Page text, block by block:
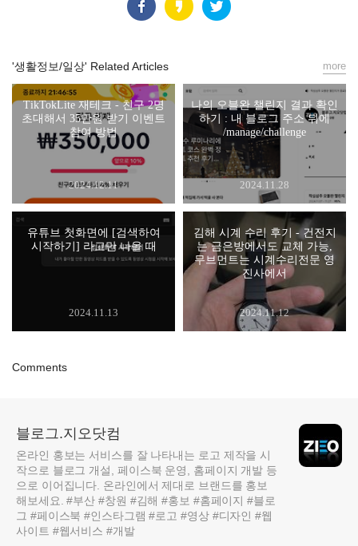
'생활정보/일상' Related Articles
TikTokLite 재테크 - 친구 2명
초대해서 35만원 받기 이벤트
참여 방법
2024.12.11
나의 오블완 챌린지 결과 확인
하기 : 내 블로그 주소 뒤에
/manage/challenge
2024.11.28
유튜브 첫화면에 [검색하여
시작하기] 라고만 나올 때
2024.11.13
김해 시계 수리 후기 - 건전지
는 금은방에서도 교체 가능,
무브먼트는 시계수리전문 영
진사에서
2024.11.12
more
Comments
블로그.지오닷컴
온라인 홍보는 서비스를 잘 나타내는 로고 제작을 시
작으로 블로그 개설, 페이스북 운영, 홈페이지 개발 등
으로 이어집니다. 온라인에서 제대로 브랜드를 홍보
해보세요. #부산 #창원 #김해 #홍보 #홈페이지 #블로
그 #페이스북 #인스타그램 #로고 #영상 #디자인 #웹
사이트 #웹서비스 #개발